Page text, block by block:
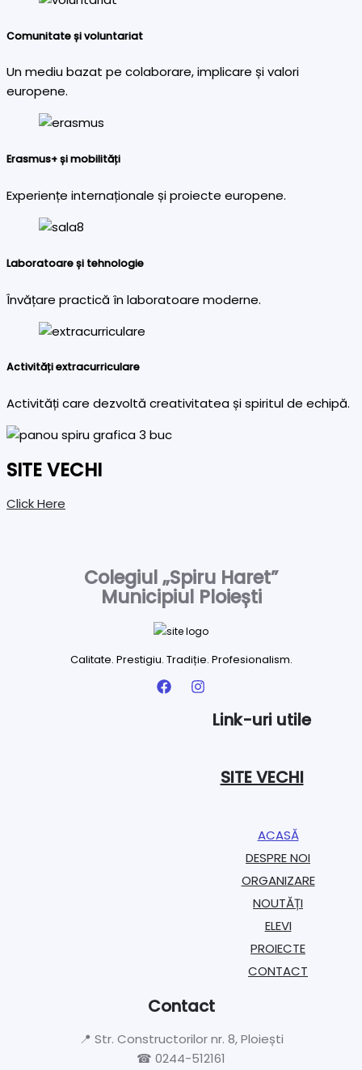
Comunitate și voluntariat
Un mediu bazat pe colaborare, implicare și valori
europene.
Erasmus+ și mobilități
Experiențe internaționale și proiecte europene.
Laboratoare și tehnologie
Învățare practică în laboratoare moderne.
Activități extracurriculare
Activități care dezvoltă creativitatea și spiritul de echipă.
SITE VECHI
Click Here
Colegiul „Spiru Haret”
Municipiul Ploiești
Calitate. Prestigiu. Tradiție. Profesionalism.
Link-uri utile
SITE VECHI
ACASĂ
DESPRE NOI
ORGANIZARE​
NOUTĂȚI
ELEVI
PROIECTE​
CONTACT
Contact
📍 Str. Constructorilor nr. 8, Ploiești
☎ 0244-512161